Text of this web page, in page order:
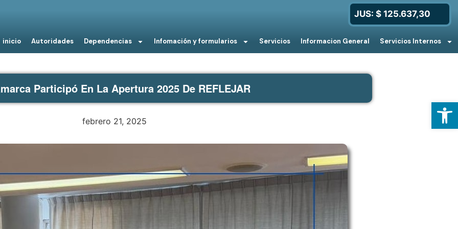
inicio Autoridades Dependencias Infomación y formularios Servicios Informacion General Servicios Internos
JUS: $ 125.637,30
Participó En La Apertura 2025 De REFLEJAR
febrero 21, 2025